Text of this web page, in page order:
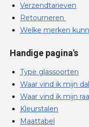
Verzendtarieven
Retourneren
Welke merken
Handige pagina's
Type glassoorten
Waar vind ik mijn
Waar vind ik mijn
Kleurstalen
Maattabel